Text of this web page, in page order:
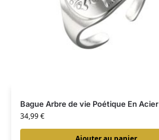
Bague Arbre de vie Poétique En Acier
34,99€